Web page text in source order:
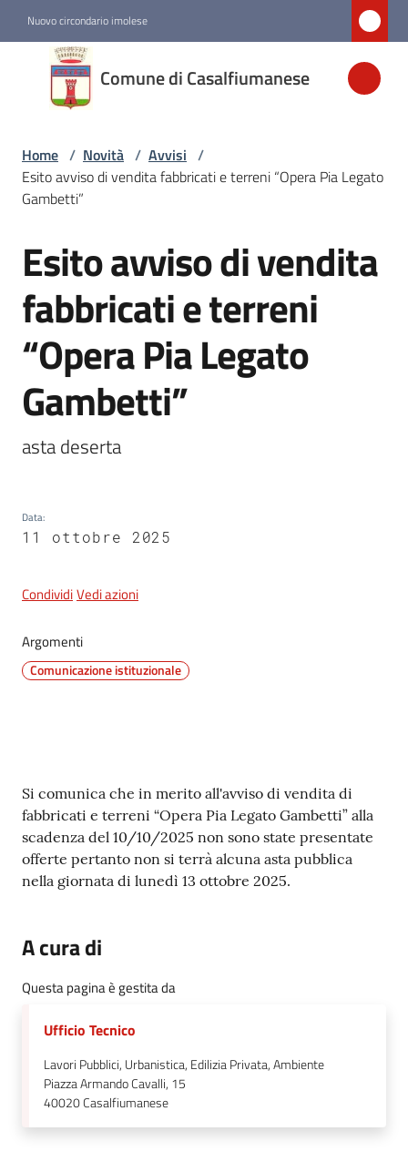
Nuovo circondario imolese
Comune di Casalfiumanese
Comune di
Casalfiumanese
Amministrazione
Servizi
Vivere
Casalfiumanese
Servizi
on-
gli
argomenti
Home / Novità / Avvisi /
Esito avviso di vendita fabbricati e terreni “Opera Pia Legato
Gambetti”
Salta al contenuto
Esito avviso di vendita
fabbricati e terreni
“Opera Pia Legato
Gambetti”
asta deserta
Data:
11 ottobre 2025
CondividiVedi azioni
Argomenti
Comunicazione istituzionale
Contenuto
Si comunica che in merito all'avviso di vendita di
fabbricati e terreni “Opera Pia Legato Gambetti” alla
scadenza del 10/10/2025 non sono state presentate
offerte pertanto non si terrà alcuna asta pubblica
nella giornata di lunedì 13 ottobre 2025.
A cura di
Questa pagina è gestita da
Ufficio Tecnico
Lavori Pubblici, Urbanistica, Edilizia Privata, Ambiente
Piazza Armando Cavalli, 15
40020Casalfiumanese